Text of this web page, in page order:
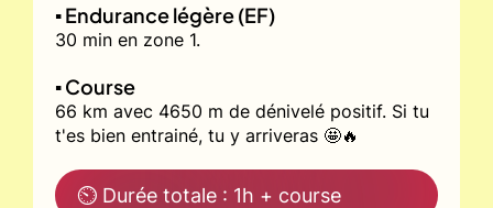
▪️ Endurance légère (EF)
30 min en zone 1.
▪️ Course
66 km avec 4650 m de dénivelé positif. Si tu
t'es bien entrainé, tu y arriveras 🤩🔥
⏲ Durée totale : 1h + course